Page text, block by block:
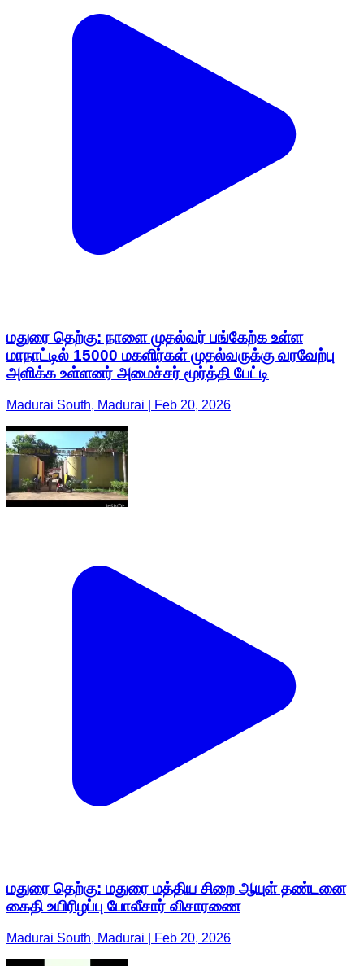
மதுரை தெற்கு: நாளை முதல்வர் பங்கேற்க உள்ள
மாநாட்டில் 15000 மகளிர்கள் முதல்வருக்கு வரவேற்பு
அளிக்க உள்ளனர் அமைச்சர் மூர்த்தி பேட்டி
Madurai South, Madurai | Feb 20, 2026
மதுரை தெற்கு: மதுரை மத்திய சிறை ஆயுள் தண்டனை
கைதி உயிரிழப்பு போலீசார் விசாரணை
Madurai South, Madurai | Feb 20, 2026